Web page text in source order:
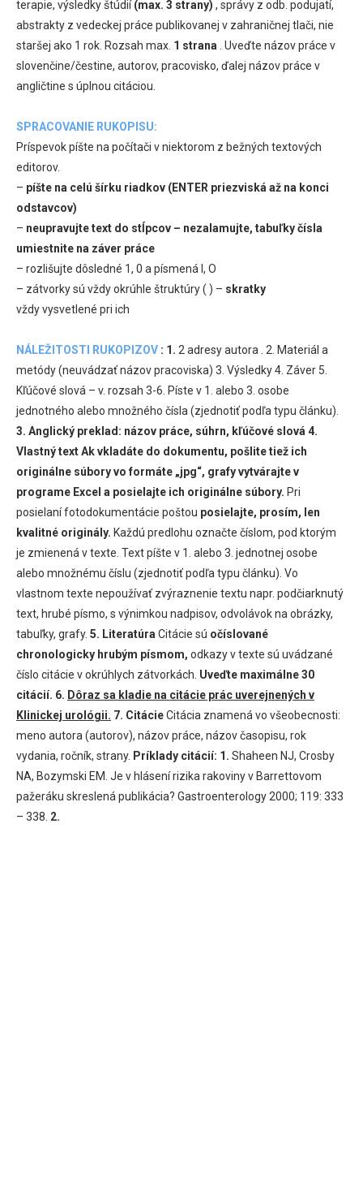
terapie, výsledky štúdií(max. 3 strany) , správy z odb. podujatí,
abstrakty z vedeckej práce publikovanej v zahraničnej tlači, nie
staršej ako 1 rok. Rozsah max. 1 strana . Uveďte názov práce v
slovenčine/čestine, autorov, pracovisko, ďalej názov práce v
angličtine s úplnou citáciou.
SPRACOVANIE RUKOPISU:
Príspevok píšte na počítači v niektorom z bežných textových
editorov.
– píšte na celú šírku riadkov (ENTER priezviská až na konci
odstavcov)
– neupravujte text do stĺpcov – nezalamujte, tabuľky čísla
umiestnite na záver práce
– rozlišujte dôsledné 1, 0 a písmená l, O
– zátvorky sú vždy okrúhle štruktúry ( ) – skratky
vždy vysvetlené pri ich
NÁLEŽITOSTI RUKOPIZOV : 1. 2 adresy autora . 2. Materiál a
metódy (neuvádzať názov pracoviska) 3. Výsledky 4. Záver 5.
Kľúčové slová – v. rozsah 3-6. Píste v 1. alebo 3. osobe
jednotného alebo množného čísla (zjednotiť podľa typu článku).
3. Anglický preklad: názov práce, súhrn, kľúčové slová 4.
Vlastný textAk vkladáte do dokumentu, pošlite tiež ich
originálne súbory vo formáte „jpg“, grafy vytvárajte v
programe Excel a posielajte ich originálne súbory. Pri
posielaní fotodokumentácie poštou posielajte, prosím, len
kvalitné originály. Každú predlohu označte číslom, pod ktorým
je zmienená v texte. Text píšte v 1. alebo 3. jednotnej osobe
alebo množnému číslu (zjednotiť podľa typu článku). Vo
vlastnom texte nepoužívať zvýraznenie textu napr. podčiarknutý
text, hrubé písmo, s výnimkou nadpisov, odvolávok na obrázky,
tabuľky, grafy. 5. Literatúra Citácie sú očíslované
chronologicky hrubým písmom, odkazy v texte sú uvádzané
číslo citácie v okrúhlych zátvorkách. Uveďte maximálne 30
citácií. 6. Dôraz sa kladie na citácie prác uverejnených v
Klinickej urológii. 7. CitácieCitácia znamená vo všeobecnosti:
meno autora (autorov), názov práce, názov časopisu, rok
vydania, ročník, strany. Príklady citácií: 1. Shaheen NJ, Crosby
NA, Bozymski EM. Je v hlásení rizika rakoviny v Barrettovom
pažeráku skreslená publikácia? Gastroenterology 2000; 119: 333
– 338. 2.